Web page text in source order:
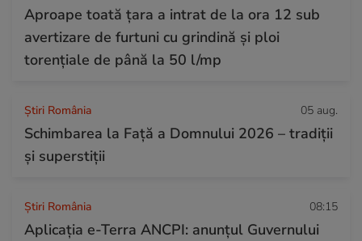
Aproape toată țara a intrat de la ora 12 sub
avertizare de furtuni cu grindină și ploi
torențiale de până la 50 l/mp
Știri România 05 aug.
Schimbarea la Față a Domnului 2026 – tradiții
și superstiții
Știri România 08:15
Aplicația e-Terra ANCPI: anunțul Guvernului